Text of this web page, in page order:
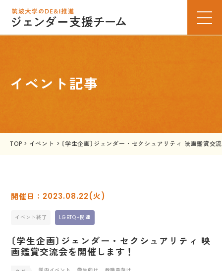
イベント記事
TOP > イベント > 〔学生企画〕ジェンダー・セクシュアリティ 映画鑑賞交
2023.08.22(火)
イベント終了 LGBTQ+関連
〔学生企画〕ジェンダー・セクシュアリティ 映
画鑑賞交流会を開催します！